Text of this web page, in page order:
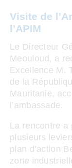
Visite de
l’APIM
Le Directeur
Meouloud, a
Excellence M.
de la
Mauritanie,
l’ambassade.
La rencontre a
plusieurs
plan d’action
zone